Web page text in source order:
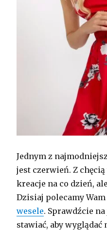
Jednym z
jest czerwień. Z
kreacje na co dzień,
Dzisiaj polecamy
wesele. Sprawdźcie
stawiać, aby wyglądać